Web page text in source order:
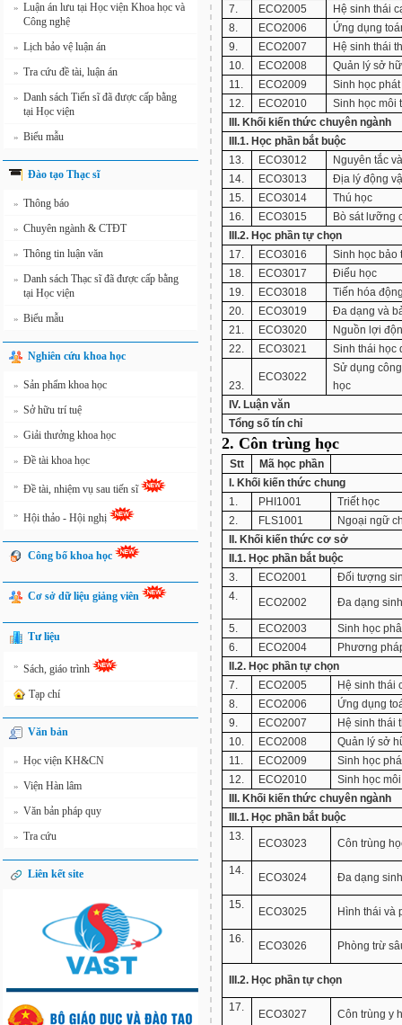
» Luận án lưu tại Học viện Khoa học và
Công nghệ
» Lịch bảo vệ luận án
» Tra cứu đề tài, luận án
» Danh sách Tiến sĩ đã được cấp bằng
tại Học viện
» Biểu mẫu
Đào tạo Thạc sĩ
» Thông báo
» Chuyên ngành & CTĐT
» Thông tin luận văn
» Danh sách Thạc sĩ đã được cấp bằng
tại Học viện
» Biểu mẫu
Nghiên cứu khoa học
» Sản phẩm khoa học
» Sở hữu trí tuệ
» Giải thưởng khoa học
» Đề tài khoa học
» Đề tài, nhiệm vụ sau tiến sĩ
» Hội thảo - Hội nghị
Công bố khoa học
Cơ sở dữ liệu giảng viên
Tư liệu
» Sách, giáo trình
Tạp chí
Văn bản
» Học viện KH&CN
» Viện Hàn lâm
» Văn bản pháp quy
» Tra cứu
Liên kết site
7.
ECO2005
Hệ sinh thái
8.
ECO2006
Ứng dụng
9.
ECO2007
Hệ sinh thái
10.
ECO2008
Quản lý sở
11.
ECO2009
Sinh học
12.
ECO2010
Sinh học môi
III. Khối kiến thức chuyên ngành
III.1. Học phần bắt buộc
13.
ECO3012
Nguyên tắc
14.
ECO3013
Địa lý động
15.
ECO3014
Thú học
16.
ECO3015
Bò sát lưỡng
III.2. Học phần tự chọn
17.
ECO3016
Sinh học bảo
18.
ECO3017
Điểu học
19.
ECO3018
Tiến hóa
20.
ECO3019
Đa dạng và
21.
ECO3020
Nguồn lợi
22.
ECO3021 Sinh thái học
23.
ECO3022
Sử dụng
học
IV. Luận văn
Tổng số tín chỉ
2. Côn trùng học
Stt
Mã học phần
I. Khối kiến thức chung
1.
PHI1001
Triết học
2.
FLS1001
Ngoại ngữ
II. Khối kiến thức cơ sở
II.1. Học phần bắt buộc
3.
ECO2001
Đối tượng
4.
ECO2002 Đa dạng
5. ECO2003
Sinh học
6.
ECO2004
Phương
II.2. Học phần tự chọn
7.
ECO2005
Hệ sinh thái
8.
ECO2006
Ứng dụng
9.
ECO2007
Hệ sinh thái
10.
ECO2008
Quản lý sở
11.
ECO2009
Sinh học
12.
ECO2010
Sinh học
III. Khối kiến thức chuyên ngành
III.1. Học phần bắt buộc
13.
ECO3023 Côn trùng
14.
ECO3024 Đa dạng
15.
ECO3025 Hình thái và
16.
ECO3026 Phòng trừ
III.2. Học phần tự chọn
17.
ECO3027 Côn trùng y